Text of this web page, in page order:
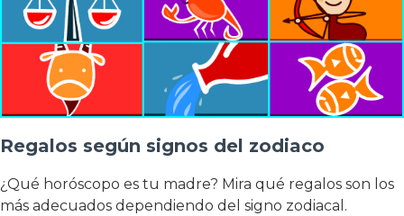
Regalos según signos del zodiaco
¿Qué horóscopo es tu madre? Mira qué regalos son los
más adecuados dependiendo del signo zodiacal.